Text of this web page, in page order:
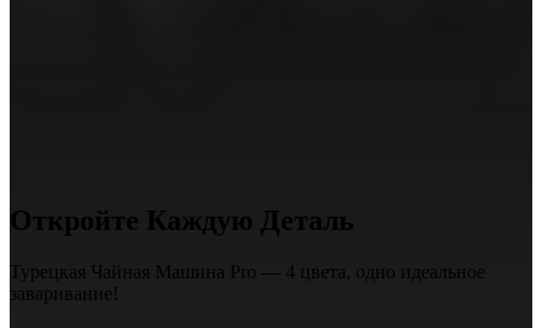
Откройте Каждую Деталь
Турецкая Чайная Машина Pro — 4 цвета, одно идеальное
заваривание!